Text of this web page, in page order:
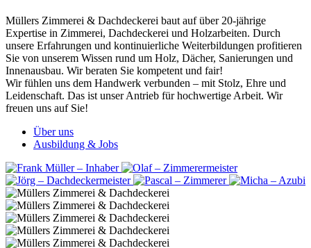
Müllers Zimmerei & Dachdeckerei baut auf über 20-jährige
Expertise in Zimmerei, Dachdeckerei und Holzarbeiten. Durch
unsere Erfahrungen und kontinuierliche Weiterbildungen profitieren
Sie von unserem Wissen rund um Holz, Dächer, Sanierungen und
Innenausbau. Wir beraten Sie kompetent und fair!
Wir fühlen uns dem Handwerk verbunden – mit Stolz, Ehre und
Leidenschaft. Das ist unser Antrieb für hochwertige Arbeit. Wir
freuen uns auf Sie!
Über uns
Ausbildung & Jobs